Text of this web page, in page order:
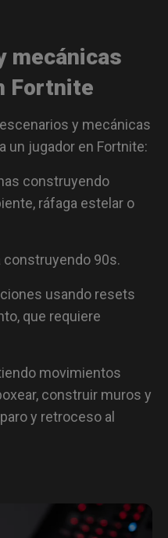
mecánicas
Fortnite
y mecánicas
un jugador en Fortnite:
construyendo
ráfaga estelar o
construyendo 90s.
usando resets
que requiere
movimientos
construir muros y
y retroceso al